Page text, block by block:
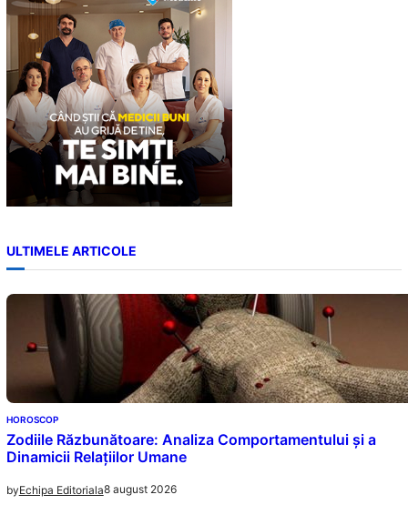
h
ULTIMELE ARTICOLE
HOROSCOP
Zodiile Răzbunătoare: Analiza Comportamentului și a
Dinamicii Relațiilor Umane
byEchipa Editoriala8 august 2026